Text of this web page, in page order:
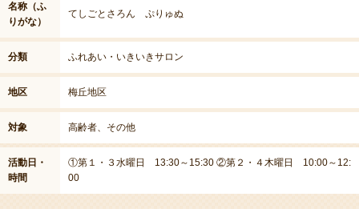
名称（ふ
りがな）
てしごとさろん ぷりゅぬ
分類 ふれあい・いきいきサロン
地区 梅丘地区
対象 高齢者、その他
活動日・
時間
①第１・３水曜日 13:30～15:30 ②第２・４木曜日 10:00～12:
00